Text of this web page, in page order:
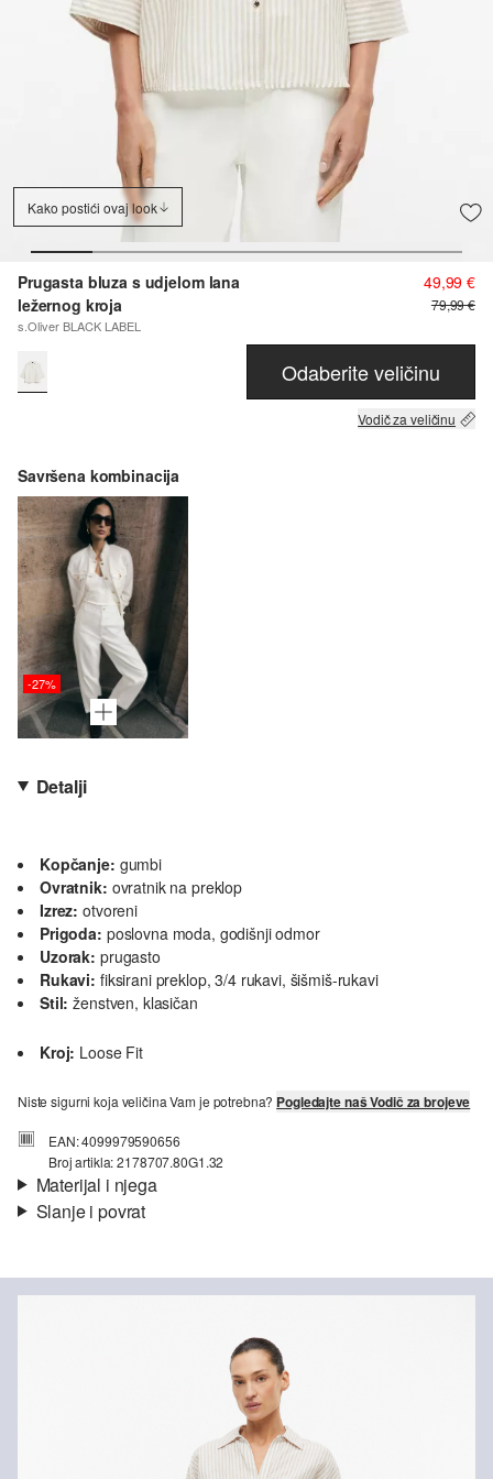
Kako postići ovaj look
Prugasta bluza s udjelom lana
ležernog kroja
s.Oliver BLACK LABEL
49,99 €
79,99 €
Odaberite veličinu
Vodič za veličinu
Savršena kombinacija
-27%
Detalji
Kopčanje: gumbi
Ovratnik: ovratnik na preklop
Izrez: otvoreni
Prigoda: poslovna moda, godišnji odmor
Uzorak: prugasto
Rukavi: fiksirani preklop, 3/4 rukavi, šišmiš-rukavi
Stil: ženstven, klasičan
Kroj: Loose Fit
Niste sigurni koja veličina Vam je potrebna? Pogledajte naš Vodič za brojeve
EAN: 4099979590656
Broj artikla: 2178707.80G1.32
Materijal i njega
Nije prikladno za izbjeljivanje sredstvom na bazi klora
Nije prikladno za sušilicu
Nježno pranje 30°
Slanje i povrat
Vaša će narudžba biti poslana u roku od 4-8 radna dana putem
Hrvatska pošta-a. Standardna dostava košta 4,95 €.